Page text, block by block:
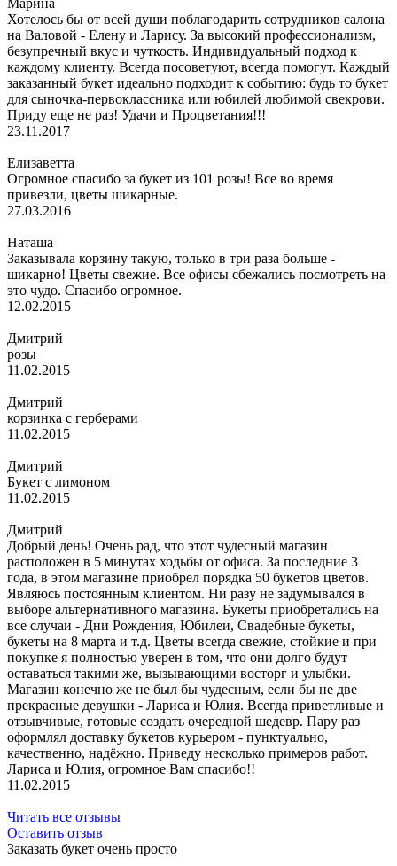
Хотелось бы от всей души поблагодарить сотрудников салона
на Валовой - Елену и Ларису. За высокий профессионализм,
безупречный вкус и чуткость. Индивидуальный подход к
каждому клиенту. Всегда посоветуют, всегда помогут. Каждый
заказанный букет идеально подходит к событию: будь то букет
для сыночка-первоклассника или юбилей любимой свекрови.
Приду еще не раз! Удачи и Процветания!!!
23.11.2017
Елизаветта
Огромное спасибо за букет из 101 розы! Все во время
привезли, цветы шикарные.
27.03.2016
Наташа
Заказывала корзину такую, только в три раза больше -
шикарно! Цветы свежие. Все офисы сбежались посмотреть на
это чудо. Спасибо огромное.
12.02.2015
Дмитрий
розы
11.02.2015
Дмитрий
корзинка с герберами
11.02.2015
Дмитрий
Букет с лимоном
11.02.2015
Дмитрий
Добрый день! Очень рад, что этот чудесный магазин
расположен в 5 минутах ходьбы от офиса. За последние 3
года, в этом магазине приобрел порядка 50 букетов цветов.
Являюсь постоянным клиентом. Ни разу не задумывался в
выборе альтернативного магазина. Букеты приобретались на
все случаи - Дни Рождения, Юбилеи, Свадебные букеты,
букеты на 8 марта и т.д. Цветы всегда свежие, стойкие и при
покупке я полностью уверен в том, что они долго будут
оставаться такими же, вызывающими восторг и улыбки.
Магазин конечно же не был бы чудесным, если бы не две
прекрасные девушки - Лариса и Юлия. Всегда приветливые и
отзывчивые, готовые создать очередной шедевр. Пару раз
оформлял доставку букетов курьером - пунктуально,
качественно, надёжно. Приведу несколько примеров работ.
Лариса и Юлия, огромное Вам спасибо!!
11.02.2015
Читать все отзывы
Оставить отзыв
Заказать букет очень просто